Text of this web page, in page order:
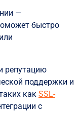
—
быстро
репутацию
поддержки и
как SSL-
с